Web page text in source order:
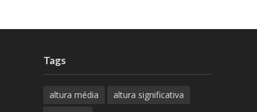
Tags
altura média
altura significativa